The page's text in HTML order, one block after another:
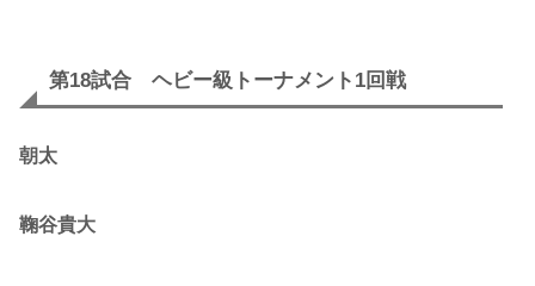
第18試合 ヘビー級トーナメント1回戦
朝太
鞠谷貴大